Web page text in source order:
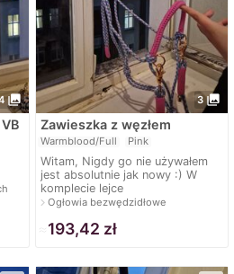
photo_library 3 photo_library
Zawieszka z węzłem
Warmblood/Full Pink
Witam, Nigdy go nie używałem
jest absolutnie jak nowy :) W
komplecie lejce
navigate_nextOgłowia bezwędzidłowe
193,42 zł